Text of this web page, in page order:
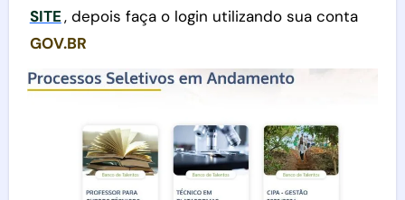
SITE, depois faça o login utilizando sua conta
GOV.BR